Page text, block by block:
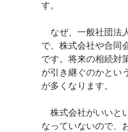
す。
なぜ、一般社団法
で、株式会社や合同
です。将来の相続対
が引き継ぐのかとい
が多くなります。
株式会社がいいと
なっていないので、